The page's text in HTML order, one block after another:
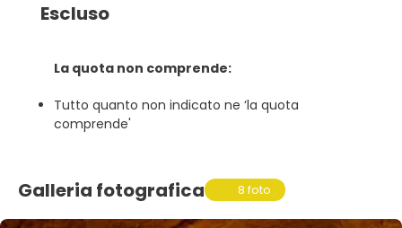
Escluso
La quota non comprende:
Tutto quanto non indicato ne ‘la quota
comprende'
Galleria fotografica 8 foto